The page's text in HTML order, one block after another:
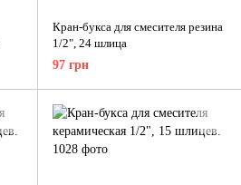
Кран-букса для смесителя резина
1/2", 24 шлица
97 грн